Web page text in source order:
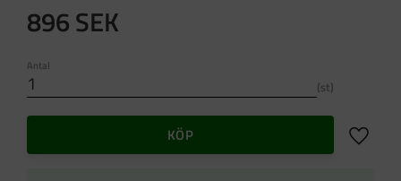
896SEK
Antal
st
KÖP Lägg